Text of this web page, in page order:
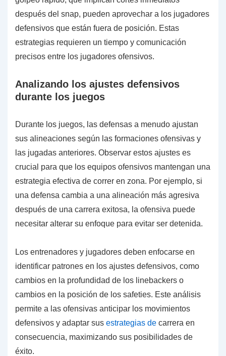
después del snap, pueden aprovechar a los jugadores
defensivos que están fuera de posición. Estas
estrategias requieren un tiempo y comunicación
precisos entre los jugadores ofensivos.
Analizando los ajustes defensivos
durante los juegos
Durante los juegos, las defensas a menudo ajustan
sus alineaciones según las formaciones ofensivas y
las jugadas anteriores. Observar estos ajustes es
crucial para que los equipos ofensivos mantengan una
estrategia efectiva de correr en zona. Por ejemplo, si
una defensa cambia a una alineación más agresiva
después de una carrera exitosa, la ofensiva puede
necesitar alterar su enfoque para evitar ser detenida.
Los entrenadores y jugadores deben enfocarse en
identificar patrones en los ajustes defensivos, como
cambios en la profundidad de los linebackers o
cambios en la posición de los safeties. Este análisis
permite a las ofensivas anticipar los movimientos
defensivos y adaptar sus estrategias de carrera en
consecuencia, maximizando sus posibilidades de
éxito.